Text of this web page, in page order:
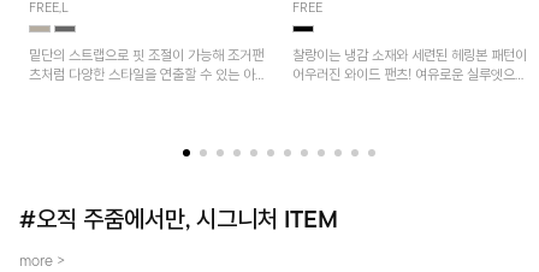
FREE,L
밑단의 스트랩으로 핏 조절이 가능해 조거팬
츠처럼 다양한 스타일을 연출할 수 있는 아
FREE
찰랑이는 냉감 소재와 세련된 헤링본 패턴이
어우러진 와이드 팬츠! 여유로운 실루엣으로
#오직 주줌에서만, 시그니처 ITEM
more >